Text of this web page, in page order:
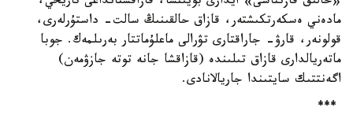
مادەني ەسكەرتكىشتەر، قازاق حالقىنىڭ سالت- داستۇرلەرى،
قولونەر، قارۋ- جاراقتارى تۋرالى ماعلۇماتتار بەرىلمەك. جوبا
ماتەريالدارى قازاق تىلىندە (قازاقشا جانە توتە جازۋمەن)
اگەنتتىك سايتىندا جاريالانادى.
***